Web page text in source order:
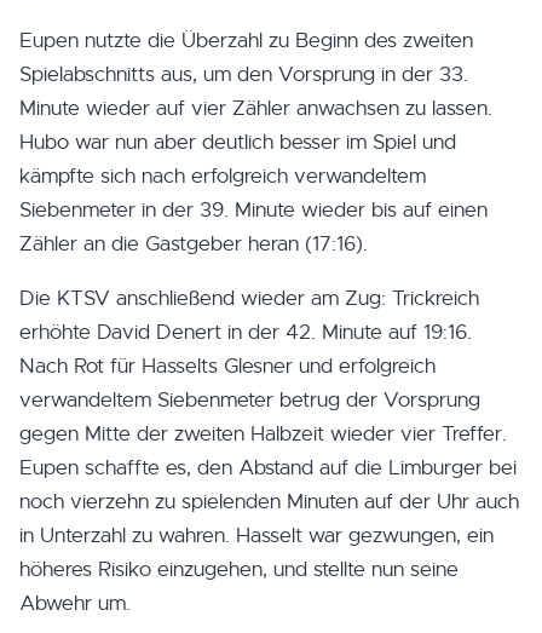
Eupen nutzte die Überzahl zu Beginn des zweiten
Spielabschnitts aus, um den Vorsprung in der 33.
Minute wieder auf vier Zähler anwachsen zu lassen.
Hubo war nun aber deutlich besser im Spiel und
kämpfte sich nach erfolgreich verwandeltem
Siebenmeter in der 39. Minute wieder bis auf einen
Zähler an die Gastgeber heran (17:16).
Die KTSV anschließend wieder am Zug: Trickreich
erhöhte David Denert in der 42. Minute auf 19:16.
Nach Rot für Hasselts Glesner und erfolgreich
verwandeltem Siebenmeter betrug der Vorsprung
gegen Mitte der zweiten Halbzeit wieder vier Treffer.
Eupen schaffte es, den Abstand auf die Limburger bei
noch vierzehn zu spielenden Minuten auf der Uhr auch
in Unterzahl zu wahren. Hasselt war gezwungen, ein
höheres Risiko einzugehen, und stellte nun seine
Abwehr um.